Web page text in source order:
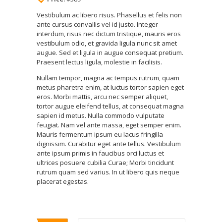
Vestibulum ac libero risus. Phasellus et felis non
ante cursus convallis vel id justo. Integer
interdum, risus nec dictum tristique, mauris eros
vestibulum odio, et gravida ligula nunc sit amet
augue. Sed et ligula in augue consequat pretium.
Praesent lectus ligula, molestie in facilisis.
Nullam tempor, magna ac tempus rutrum, quam
metus pharetra enim, at luctus tortor sapien eget
eros. Morbi mattis, arcu nec semper aliquet,
tortor augue eleifend tellus, at consequat magna
sapien id metus. Nulla commodo vulputate
feugiat. Nam vel ante massa, eget semper enim.
Mauris fermentum ipsum eu lacus fringilla
dignissim. Curabitur eget ante tellus. Vestibulum
ante ipsum primis in faucibus orci luctus et
ultrices posuere cubilia Curae; Morbi tincidunt
rutrum quam sed varius. In ut libero quis neque
placerat egestas.